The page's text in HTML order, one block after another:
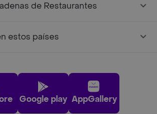
de Restaurantes
estos países
Google play AppGallery